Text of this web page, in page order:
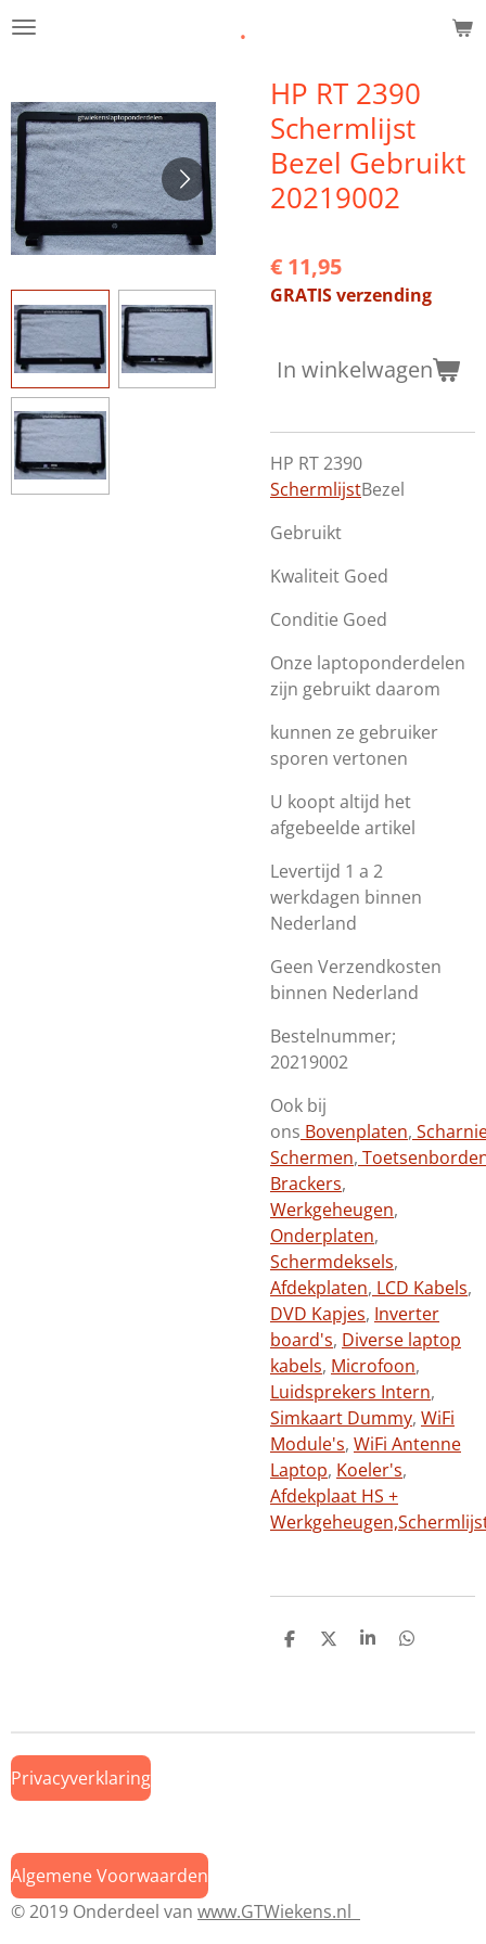
Ga
de
hoofdinhoud
.
HP RT 2390
Schermlijst
Bezel Gebruikt
20219002
€ 11,95
GRATIS verzending
In winkelwagen
HP RT 2390
SchermlijstBezel
Gebruikt
Kwaliteit Goed
Conditie Goed
Onze laptoponderdelen
zijn gebruikt daarom
kunnen ze gebruiker
sporen vertonen
U koopt altijd het
afgebeelde artikel
Levertijd 1 a 2
werkdagen binnen
Nederland
Geen Verzendkosten
binnen Nederland
Bestelnummer;
20219002
Ook bij
ons Bovenplaten,
Schermen,
Brackers,
Werkgeheugen,
Onderplaten,
Schermdeksels,
Afdekplaten, LCD Kabels,
DVD Kapjes, Inverter
board's, Diverse laptop
kabels, Microfoon,
Luidsprekers Intern,
Simkaart Dummy, WiFi
Module's, WiFi Antenne
Laptop, Koeler's,
Afdekplaat HS +
Werkgeheugen,
D
D
S
D
Privacyverklaring
Algemene Voorwaarden
© 2019 Onderdeel van www.GTWiekens.nl